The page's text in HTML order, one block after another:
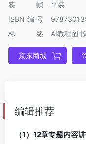
装帧
平装
ISBN编号
标签
AI教程图书
京东商城
编辑推荐
（1）12章专题内容讲